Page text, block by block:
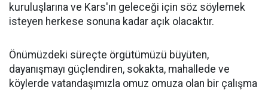
kuruluşlarına ve Kars'ın geleceği için söz söylemek
isteyen herkese sonuna kadar açık olacaktır.
Önümüzdeki süreçte örgütümüzü büyüten,
dayanışmayı güçlendiren, sokakta, mahallede ve
köylerde vatandaşımızla omuz omuza olan bir çalışma